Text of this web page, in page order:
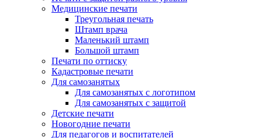
Медицинские печати
Треугольная печать
Штамп врача
Маленький штамп
Большой штамп
Печати по оттиску
Кадастровые печати
Для самозанятых
Для самозанятых с логотипом
Для самозанятых с защитой
Детские печати
Новогодние печати
Для педагогов и воспитателей